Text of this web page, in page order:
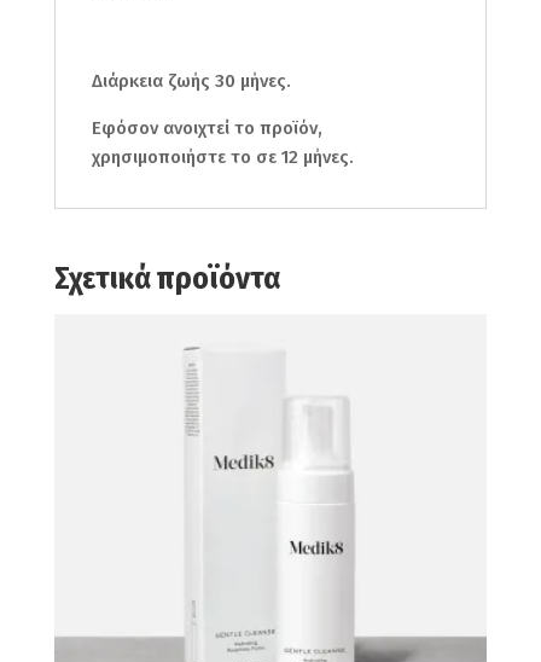
Διάρκεια ζωής 30 μήνες.
Εφόσον ανοιχτεί το προϊόν,
χρησιμοποιήστε το σε 12 μήνες.
Σχετικά προϊόντα